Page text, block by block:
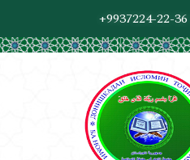
+9937224-22-36